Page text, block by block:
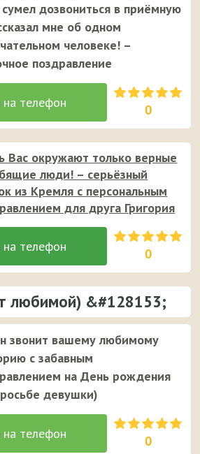
дозвониться в приёмную
мне об одном
человеке! –
поздравление
0
Вас окружают только верные
люди! – серьёзный
из Кремля с персональным
для друга Григория
0
любимой) &#128153;
звонит вашему любимому
с забавным
на День рождения
девушки)
0